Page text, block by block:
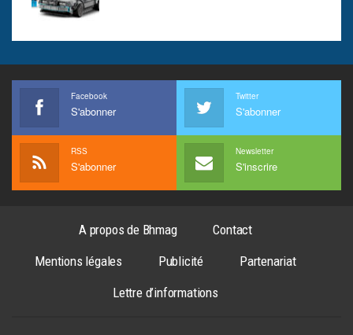
Facebook
S'abonner
Twitter
S'abonner
RSS
S'abonner
Newsletter
S'inscrire
A propos de Bhmag
Contact
Mentions légales
Publicité
Partenariat
Lettre d’informations